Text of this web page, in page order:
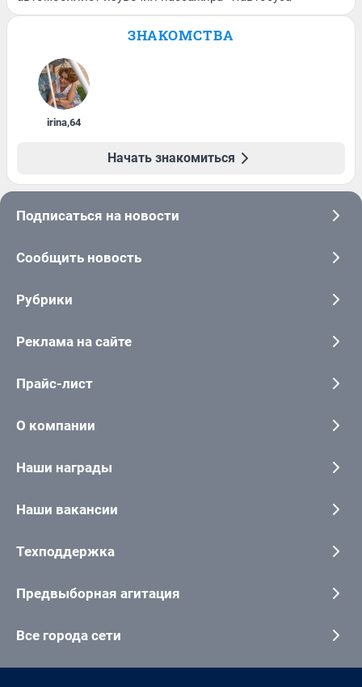
ЗНАКОМСТВА
irina,64
Начать знакомиться
Подписаться на новости
Сообщить новость
Рубрики
Реклама на сайте
Прайс-лист
О компании
Наши награды
Наши вакансии
Техподдержка
Предвыборная агитация
Все города сети